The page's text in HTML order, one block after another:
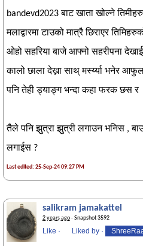
bandevd2023 बाट खाता खोल्ने
मलाद्वारमा टाउको मात्रै छिराएर
ओहो सहरिया बाजे आफ्नो सहरीपना
कालो छाला देख्ना साथ् मर्स्य्या भनेर
पनि तेही ड्याङ्ग भन्दा कहा फरक छस र |
तैले पनि झुत्रा झुत्री लगाउन भनिस ,
लगाईस ?
Last edited: 25-Sep-24 09:27 PM
salikram jamakattel
2 years ago· Snapshot 3592
Like · Liked by ·